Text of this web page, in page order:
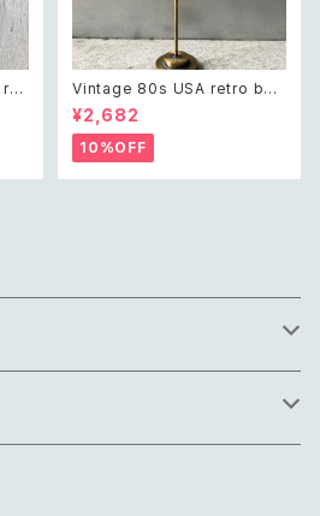
Vintage 80s USA retro bei
ge enamel hoop pierce レ
トロ アメリカ ヴィンテージ アク
セサリー ベージュ エナメル フ
ープ ピアス
¥2,682
10%OFF